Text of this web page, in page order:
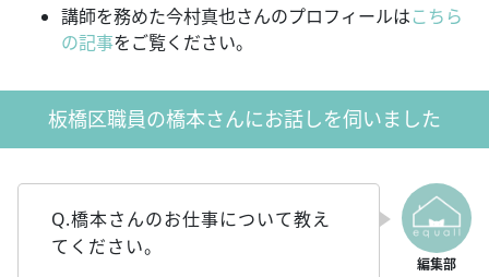
講師を務めた今村真也さんのプロフィールはこちら
の記事をご覧ください。
板橋区職員の橋本さんにお話しを伺いました
Q.橋本さんのお仕事について教え
てください。